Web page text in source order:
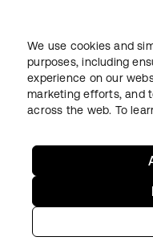
Información legalPolítica
Seguridad Mapa del sitio
Copyright © 2026 Okta.
We use cookies and
purposes, including
experience on our
marketing efforts, and
across the web. To